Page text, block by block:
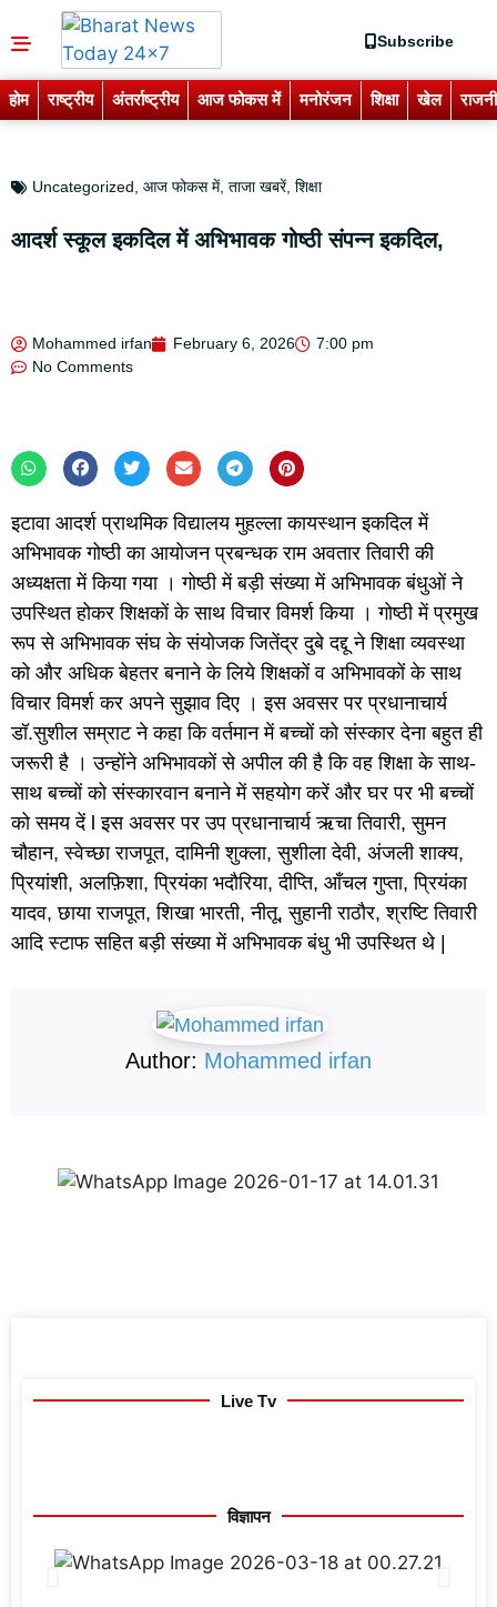
Subscribe
होम राष्ट्रीय अंतर्राष्ट्रीय आज फोकस में मनोरंजन शिक्षा खेल
Uncategorized आज फोकस में, ताजा खबरें, शिक्षा
आदर्श स्कूल इकदिल में अभिभावक गोष्ठी संपन्न इकदिल,
Mohammed irfan February 6, 2026
7:00 pm
No Comments
इटावा आदर्श प्राथमिक विद्यालय मुहल्ला कायस्थान इकदिल में
अभिभावक गोष्ठी का आयोजन प्रबन्धक राम अवतार तिवारी की
अध्यक्षता में किया गया । गोष्ठी में बड़ी संख्या में अभिभावक बंधुओं ने
उपस्थित होकर शिक्षकों के साथ विचार विमर्श किया । गोष्ठी में प्रमुख
रूप से अभिभावक संघ के संयोजक जितेंद्र दुबे दद्दू ने शिक्षा व्यवस्था
को और अधिक बेहतर बनाने के लिये शिक्षकों व अभिभावकों के साथ
विचार विमर्श कर अपने सुझाव दिए । इस अवसर पर प्रधानाचार्य
डॉ.सुशील सम्राट ने कहा कि वर्तमान में बच्चों को संस्कार देना बहुत ही
जरूरी है । उन्होंने अभिभावकों से अपील की है कि वह शिक्षा के साथ-
साथ बच्चों को संस्कारवान बनाने में सहयोग करें और घर पर भी बच्चों
को समय दें l इस अवसर पर उप प्रधानाचार्य ऋचा तिवारी, सुमन
चौहान, स्वेच्छा राजपूत, दामिनी शुक्ला, सुशीला देवी, अंजली शाक्य,
प्रियांशी, अलफ़िशा, प्रियंका भदौरिया, दीप्ति, आँचल गुप्ता, प्रियंका
यादव, छाया राजपूत, शिखा भारती, नीतू, सुहानी राठौर, श्रष्टि तिवारी
आदि स्टाफ सहित बड़ी संख्या में अभिभावक बंधु भी उपस्थित थे |
Author: Mohammed irfan
Live Tv
विज्ञापन